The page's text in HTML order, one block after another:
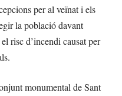
per al veïnat i els
la població davant
risc d’incendi causat per
monumental de Sant